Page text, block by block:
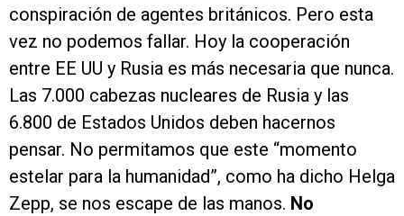
conspiración de agentes británicos. Pero esta
vez no podemos fallar. Hoy la cooperación
entre EE UU y Rusia es más necesaria que nunca.
Las 7.000 cabezas nucleares de Rusia y las
6.800 de Estados Unidos deben hacernos
pensar. No permitamos que este “momento
estelar para la humanidad”, como ha dicho Helga
Zepp, se nos escape de las manos. No